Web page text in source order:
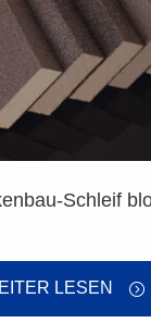
Schleif
LESEN 